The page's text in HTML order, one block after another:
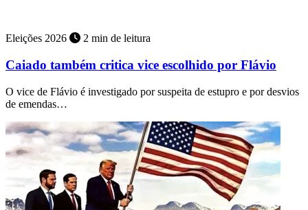
Eleições 2026 2 min de leitura
Caiado também critica vice escolhido por Flávio
O vice de Flávio é investigado por suspeita de estupro e por desvios
de emendas…